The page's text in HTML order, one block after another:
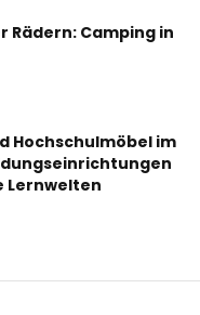
Rädern: Camping in
Hochschulmöbel im
Lernwelten